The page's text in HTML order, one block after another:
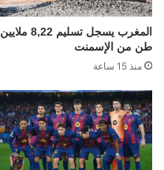
المغرب يسجل تسليم 8,22 ملايين
طن من الإسمنت
منذ 15 ساعة